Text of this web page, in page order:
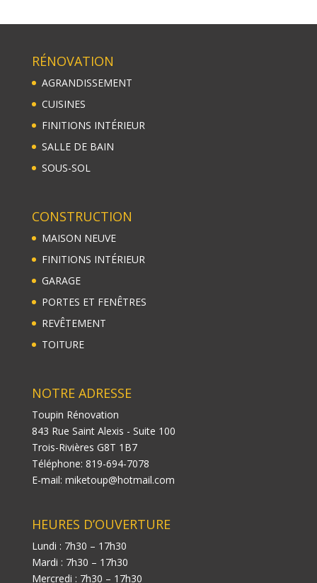
RÉNOVATION
AGRANDISSEMENT
CUISINES
FINITIONS INTÉRIEUR
SALLE DE BAIN
SOUS-SOL
CONSTRUCTION
MAISON NEUVE
FINITIONS INTÉRIEUR
GARAGE
PORTES ET FENÊTRES
REVÊTEMENT
TOITURE
NOTRE ADRESSE
Toupin Rénovation
843 Rue Saint Alexis - Suite 100
Trois-Rivières G8T 1B7
Téléphone: 819-694-7078
E-mail: miketoup@hotmail.com
HEURES D’OUVERTURE
Lundi : 7h30 – 17h30
Mardi : 7h30 – 17h30
Mercredi : 7h30 – 17h30